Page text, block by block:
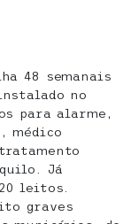
48 semanais
no
para alarme,
médico
Já
leitos.
graves